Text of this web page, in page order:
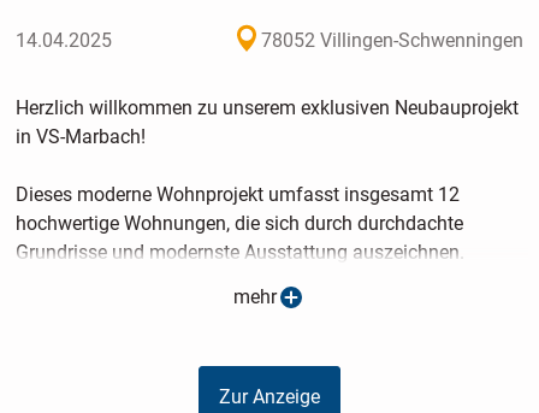
14.04.2025 78052 Villingen-Schwenningen
Herzlich willkommen zu unserem exklusiven Neubauprojekt
in VS-Marbach!
Dieses moderne Wohnprojekt umfasst insgesamt 12
hochwertige Wohnungen, die sich durch durchdachte
Grundrisse und modernste Ausstattung auszeichnen.
Auf Wunsch, kann zu einem geringen Preis, in unmittelbarer
ca. 450 m² dazu erworben werden.
mehr
Zur Anzeige